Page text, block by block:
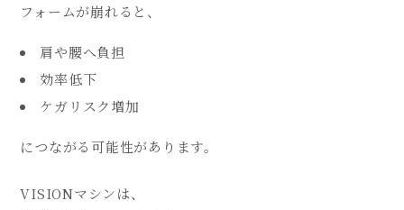
フォームが崩れると、
肩や腰へ負担
効率低下
ケガリスク増加
につながる可能性があります。
VISIONマシンは、